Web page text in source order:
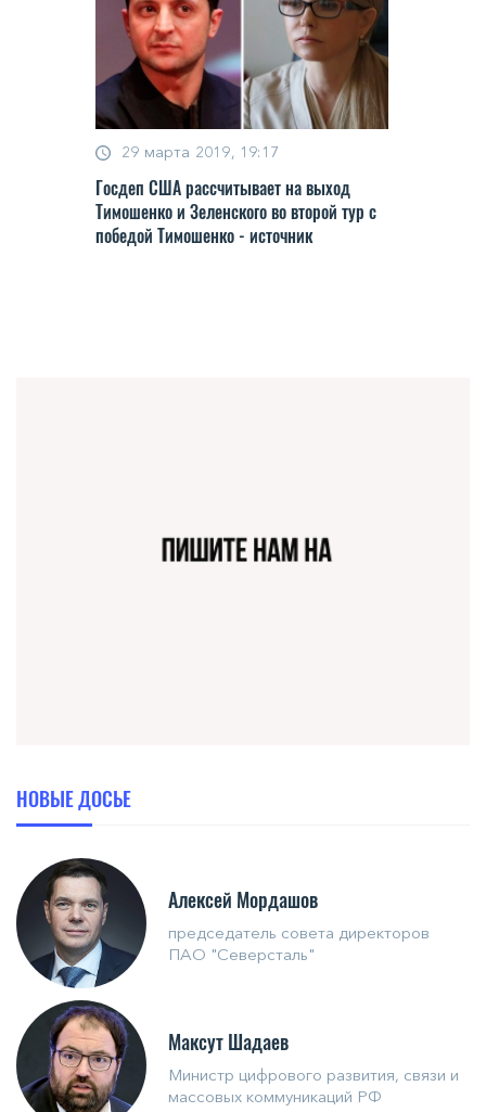
29 марта 2019, 19:17
Госдеп США рассчитывает на выход
Тимошенко и Зеленского во второй тур с
победой Тимошенко - источник
НОВЫЕ ДОСЬЕ
Алексей Мордашов
председатель совета директоров
ПАО "Северсталь"
Максут Шадаев
Министр цифрового развития, связи и
массовых коммуникаций РФ